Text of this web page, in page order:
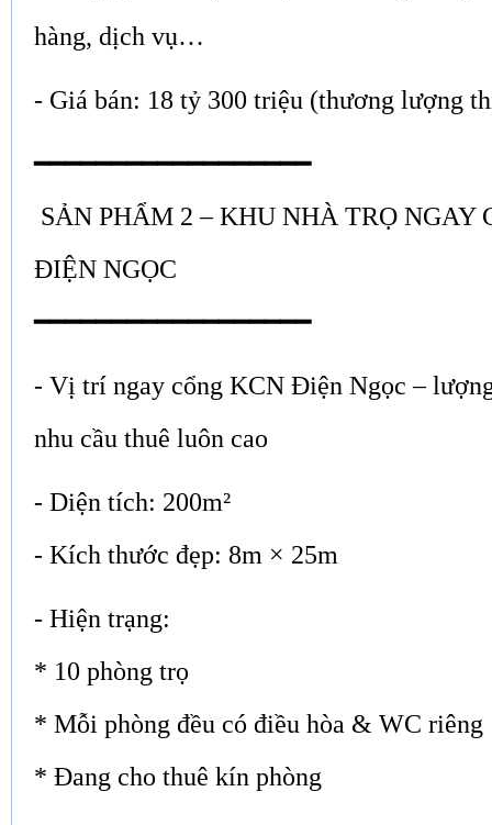
hàng, dịch vụ…
- Giá bán: 18 tỷ 300 triệu (thương lượng
━━━━━━━━━━━━━━━━━━
SẢN PHẨM 2 – KHU NHÀ TRỌ NGAY
ĐIỆN NGỌC
━━━━━━━━━━━━━━━━━━
- Vị trí ngay cổng KCN Điện Ngọc –
nhu cầu thuê luôn cao
- Diện tích: 200m²
- Kích thước đẹp: 8m × 25m
- Hiện trạng:
* 10 phòng trọ
* Mỗi phòng đều có điều hòa & WC
* Đang cho thuê kín phòng